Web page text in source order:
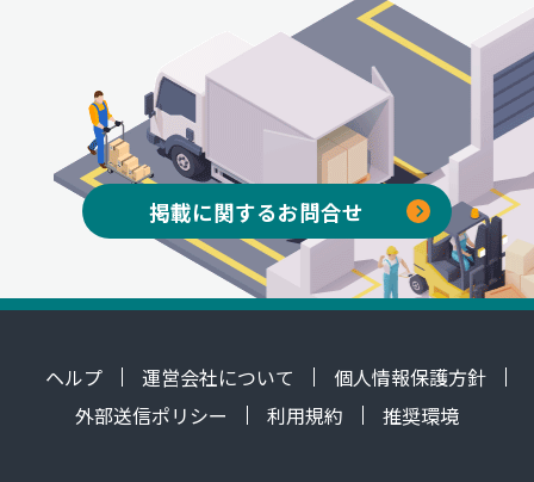
掲載に関するお問合せ
ヘルプ 運営会社について
個人情報保護方針
外部送信ポリシー
利用規約 推奨環境